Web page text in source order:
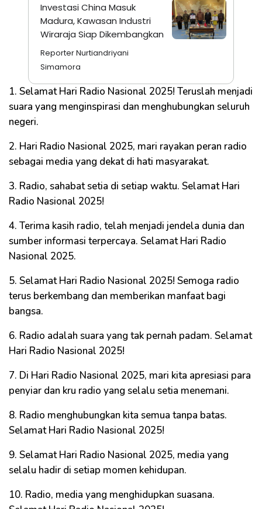
Investasi China Masuk
Madura, Kawasan Industri
Wiraraja Siap Dikembangkan
Reporter Nurtiandriyani
Simamora
1. Selamat Hari Radio Nasional 2025! Teruslah menjadi
suara yang menginspirasi dan menghubungkan seluruh
negeri.
2. Hari Radio Nasional 2025, mari rayakan peran radio
sebagai media yang dekat di hati masyarakat.
3. Radio, sahabat setia di setiap waktu. Selamat Hari
Radio Nasional 2025!
4. Terima kasih radio, telah menjadi jendela dunia dan
sumber informasi terpercaya. Selamat Hari Radio
Nasional 2025.
5. Selamat Hari Radio Nasional 2025! Semoga radio
terus berkembang dan memberikan manfaat bagi
bangsa.
6. Radio adalah suara yang tak pernah padam. Selamat
Hari Radio Nasional 2025!
7. Di Hari Radio Nasional 2025, mari kita apresiasi para
penyiar dan kru radio yang selalu setia menemani.
8. Radio menghubungkan kita semua tanpa batas.
Selamat Hari Radio Nasional 2025!
9. Selamat Hari Radio Nasional 2025, media yang
selalu hadir di setiap momen kehidupan.
10. Radio, media yang menghidupkan suasana.